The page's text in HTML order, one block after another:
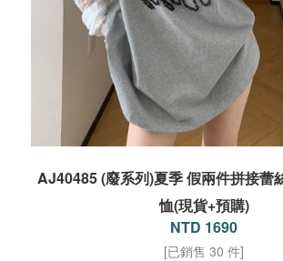
AJ40485 (廢系列)夏季 假兩件拼接蕾
恤(現貨+預購)
NTD 1690
[已銷售 30 件]